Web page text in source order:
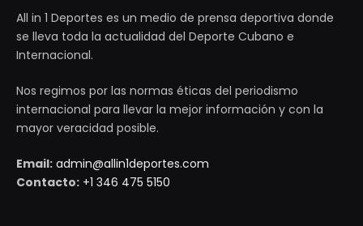
All in 1 Deportes es un medio de prensa deportiva donde
se lleva toda la actualidad del Deporte Cubano e
Internacional.
Nos regimos por las normas éticas del periodismo
internacional para llevar la mejor información y con la
mayor veracidad posible.
Email: admin@allin1deportes.com
Contacto: +1 346 475 5150